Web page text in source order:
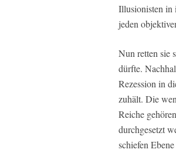
Illusionisten in
jeden
Nun retten sie
dürfte.
Rezession in
zuhält. Die
Reiche
durchgesetzt
schiefen